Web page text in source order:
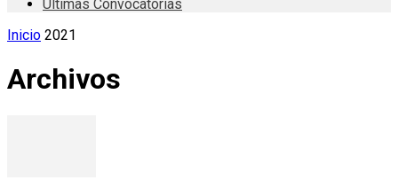
Últimas Convocatorias
Inicio 2021
Archivos